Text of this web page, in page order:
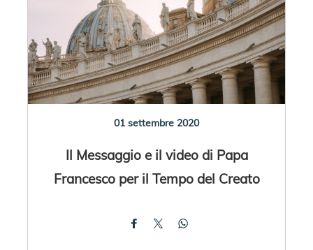
01 settembre 2020
Il Messaggio e il video di Papa
Francesco per il Tempo del Creato